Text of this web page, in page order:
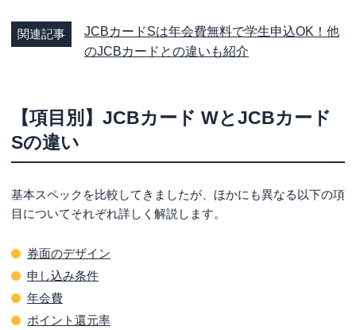
関連記事
JCBカードSは年会費無料で学生申込OK！他
のJCBカードとの違いも紹介
【項目別】JCBカード WとJCBカード
Sの違い
基本スペックを比較してきましたが、ほかにも異なる以下の項
目についてそれぞれ詳しく解説します。
券面のデザイン
申し込み条件
年会費
ポイント還元率